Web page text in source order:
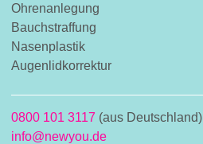
Ohrenanlegung
Bauchstraffung
Nasenplastik
Augenlidkorrektur
0800 101 3117 (aus Deutschland)
info@newyou.de